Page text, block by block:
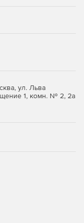
к
защиты в случае
Шифрование
информации,
угрозы. Это
ул. Льва
1, комн. № 2, 2а